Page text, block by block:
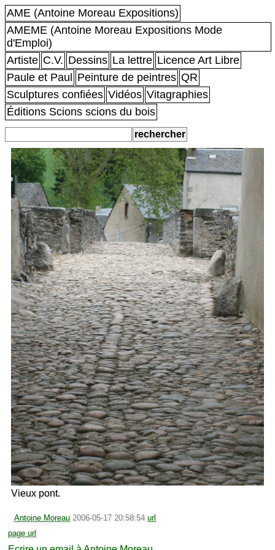
AME (Antoine Moreau Expositions)
AMEME (Antoine Moreau Expositions Mode
d'Emploi)
Artiste C.V. Dessins La lettre Licence Art Libre
Paule et Paul
Peinture de peintres QR
Sculptures confiées Vidéos Vitagraphies
Éditions Scions scions du bois
Vieux pont.
Antoine Moreau 2006-05-17 20:58:54 url
page url